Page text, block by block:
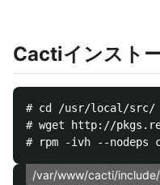
Cactiインスト
# cd /usr/local/src/
# wget http://
/var/www/cacti/